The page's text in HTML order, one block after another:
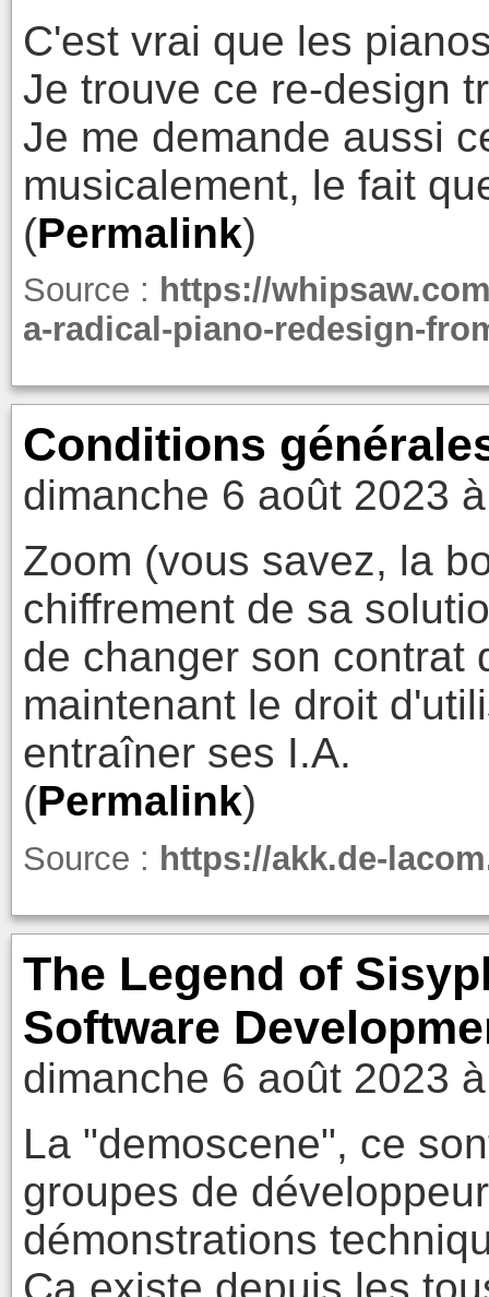
C'est vrai que les
Je trouve ce re-design
Je me demande aussi
musicalement, le fait
(Permalink)
Source : https://
a-radical-piano-redesign-
Conditions
dimanche 6 août 2023
Zoom (vous savez, la
chiffrement de sa
de changer son contrat
maintenant le droit
entraîner ses I.A.
(Permalink)
Source : https://akk.de-
The Legend of
Software
dimanche 6 août 2023
La "demoscene", ce
groupes de
démonstrations